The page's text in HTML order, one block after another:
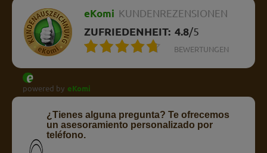
eKomi KUNDENREZENSIONEN
ZUFRIEDENHEIT: 4.8/5
BEWERTUNGEN
powered by eKomi
¿Tienes alguna pregunta? Te ofrecemos
un asesoramiento personalizado por
teléfono.